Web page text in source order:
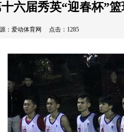
十六届秀英“迎春杯”
：爱动体育网 点击：1285